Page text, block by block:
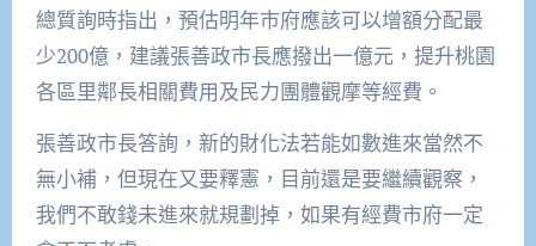
總質詢時指出，預估明年市府應該可以增額分配最
少200億，建議張善政市長應撥出一億元，提升桃園
各區里鄰長相關費用及民力團體觀摩等經費。
張善政市長答詢，新的財化法若能如數進來當然不
無小補，但現在又要釋憲，目前還是要繼續觀察，
我們不敢錢未進來就規劃掉，如果有經費市府一定